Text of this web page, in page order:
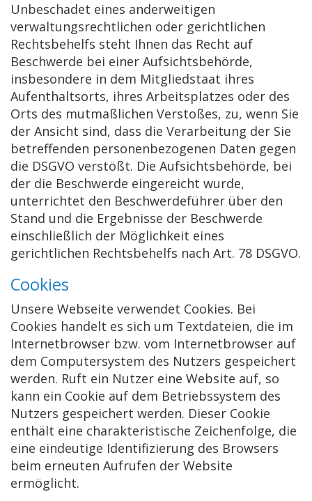
Unbeschadet eines anderweitigen
verwaltungsrechtlichen oder gerichtlichen
Rechtsbehelfs steht Ihnen das Recht auf
Beschwerde bei einer Aufsichtsbehörde,
insbesondere in dem Mitgliedstaat ihres
Aufenthaltsorts, ihres Arbeitsplatzes oder des
Orts des mutmaßlichen Verstoßes, zu, wenn Sie
der Ansicht sind, dass die Verarbeitung der Sie
betreffenden personenbezogenen Daten gegen
die DSGVO verstößt. Die Aufsichtsbehörde, bei
der die Beschwerde eingereicht wurde,
unterrichtet den Beschwerdeführer über den
Stand und die Ergebnisse der Beschwerde
einschließlich der Möglichkeit eines
gerichtlichen Rechtsbehelfs nach Art. 78 DSGVO.
Cookies
Unsere Webseite verwendet Cookies. Bei
Cookies handelt es sich um Textdateien, die im
Internetbrowser bzw. vom Internetbrowser auf
dem Computersystem des Nutzers gespeichert
werden. Ruft ein Nutzer eine Website auf, so
kann ein Cookie auf dem Betriebssystem des
Nutzers gespeichert werden. Dieser Cookie
enthält eine charakteristische Zeichenfolge, die
eine eindeutige Identifizierung des Browsers
beim erneuten Aufrufen der Website
ermöglicht.